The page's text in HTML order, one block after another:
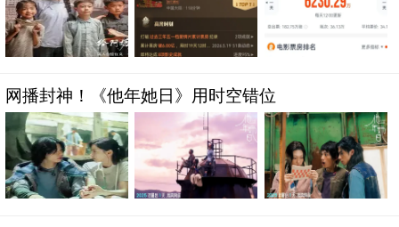
网播封神！《他年她日》用时空错位